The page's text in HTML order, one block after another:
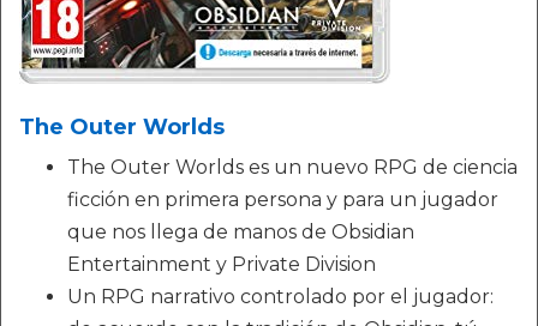
The Outer Worlds
The Outer Worlds es un nuevo RPG de ciencia
ficción en primera persona y para un jugador
que nos llega de manos de Obsidian
Entertainment y Private Division
Un RPG narrativo controlado por el jugador: